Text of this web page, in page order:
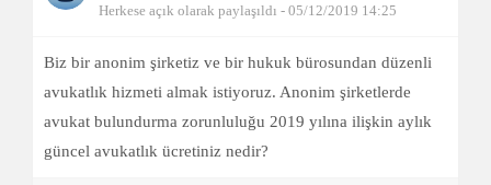
Herkese açık olarak paylaşıldı - 05/12/2019 14:25
Biz bir anonim şirketiz ve bir hukuk bürosundan düzenli
avukatlık hizmeti almak istiyoruz. Anonim şirketlerde
avukat bulundurma zorunluluğu 2019 yılına ilişkin aylık
güncel avukatlık ücretiniz nedir?